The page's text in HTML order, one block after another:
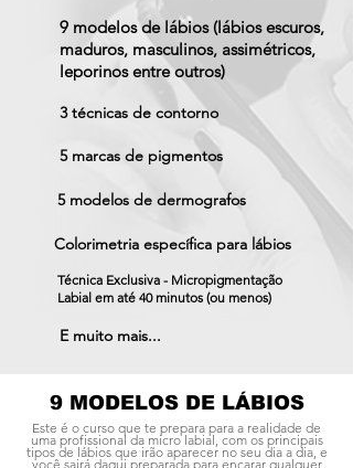
9 modelos de lábios (lábios escuros,
maduros, masculinos, assimétricos,
leporinos entre outros)
3 técnicas de contorno
5 marcas de pigmentos
5 modelos de dermografos
Colorimetria específica para lábios
Técnica Exclusiva - Micropigmentação
Labial em até 40 minutos (ou menos)
E muito mais...
9 MODELOS DE LÁBIOS
Este é o curso que te prepara para a realidade de
uma profissional da micro labial, com os principais
tipos de lábios que irão aparecer no seu dia a dia, e
você sairá daqui preparada para encarar qualquer